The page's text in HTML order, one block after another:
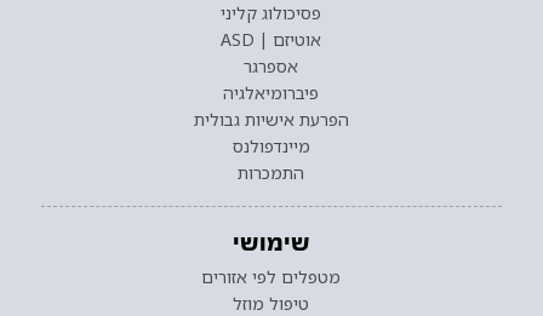
פסיכולוג קליני
אוטיזם | ASD
אספרגר
פיברומיאלגיה
הפרעת אישיות גבולית
מיינדפולנס
התמכרות
שימושי
מטפלים לפי אזורים
טיפול מוזל